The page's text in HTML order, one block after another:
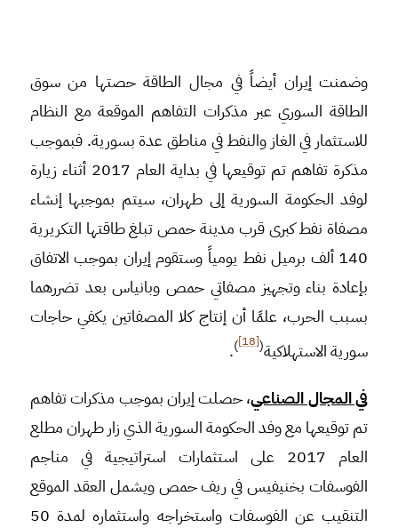
وضمنت إيران أيضاً في مجال الطاقة حصتها من سوق
الطاقة السوري عبر مذكرات التفاهم الموقعة مع النظام
للاستثمار في الغاز والنفط في مناطق عدة بسورية. فبموجب
مذكرة تفاهم تم توقيعها في بداية العام 2017 أثناء زيارة
لوفد الحكومة السورية إلى طهران، سيتم بموجبها إنشاء
مصفاة نفط كبرى قرب مدينة حمص تبلغ طاقتها التكريرية
140 ألف برميل نفط يومياً وستقوم إيران بموجب الاتفاق
بإعادة بناء وتجهيز مصفاتي حمص وبانياس بعد تضررهما
بسبب الحرب، علمًا أن إنتاج كلا المصفاتين يكفي حاجات
سورية الاستهلاكية(
[18]
)
.
في المجال الصناعي، حصلت إيران بموجب مذكرات تفاهم
تم توقيعها مع وفد الحكومة السورية الذي زار طهران مطلع
العام 2017 على استثمارات استراتيجية في مناجم
الفوسفات بخنيفيس في ريف حمص ويشمل العقد الموقع
التنقيب عن الفوسفات واستخراجه واستثماره لمدة 50